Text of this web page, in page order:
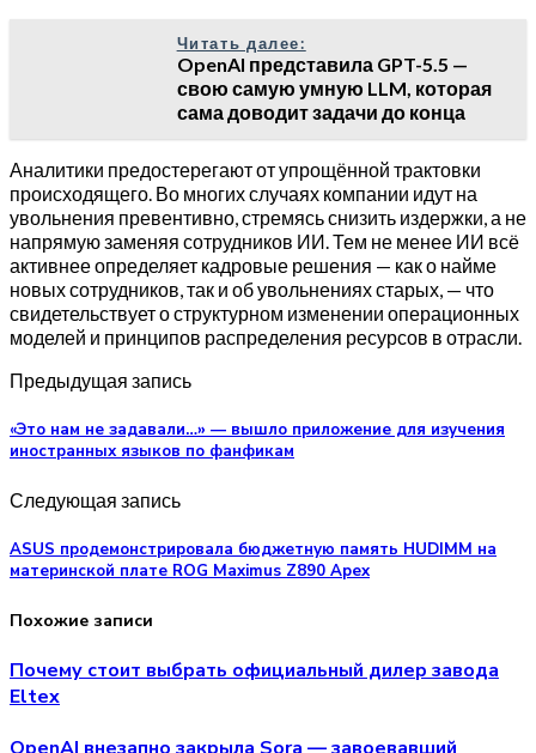
Читать далее:
OpenAI представила GPT-5.5 —
свою самую умную LLM, которая
сама доводит задачи до конца
Аналитики предостерегают от упрощённой трактовки
происходящего. Во многих случаях компании идут на
увольнения превентивно, стремясь снизить издержки, а не
напрямую заменяя сотрудников ИИ. Тем не менее ИИ всё
активнее определяет кадровые решения — как о найме
новых сотрудников, так и об увольнениях старых, — что
свидетельствует о структурном изменении операционных
моделей и принципов распределения ресурсов в отрасли.
Предыдущая запись
«Это нам не задавали…» — вышло приложение для изучения
иностранных языков по фанфикам
Следующая запись
ASUS продемонстрировала бюджетную память HUDIMM на
материнской плате ROG Maximus Z890 Apex
Похожие записи
Почему стоит выбрать официальный дилер завода
Eltex